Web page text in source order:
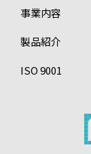
事業内容
製品紹介
ISO 9001